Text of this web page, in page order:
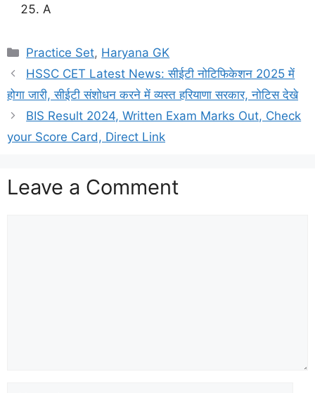
A
Categories
Practice Set, Haryana GK
HSSC CET Latest News: सीईटी नोटिफिकेशन 2025 में
होगा जारी, सीईटी संशोधन करने में व्यस्त हरियाणा सरकार, नोटिस देखे
BIS Result 2024, Written Exam Marks Out, Check
your Score Card, Direct Link
Leave a Comment